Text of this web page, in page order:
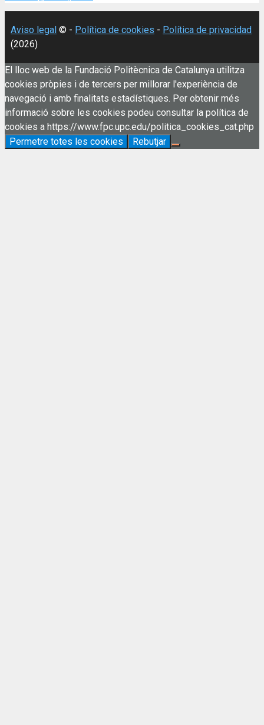
Aviso legal © - Política de cookies - Política de privacidad
(2026)
El lloc web de la Fundació Politècnica de Catalunya utilitza
cookies pròpies i de tercers per millorar l'experiència de
navegació i amb finalitats estadístiques. Per obtenir més
informació sobre les cookies podeu consultar la política de
cookies a https://www.fpc.upc.edu/politica_cookies_cat.php
Permetre totes les cookies
Rebutjar